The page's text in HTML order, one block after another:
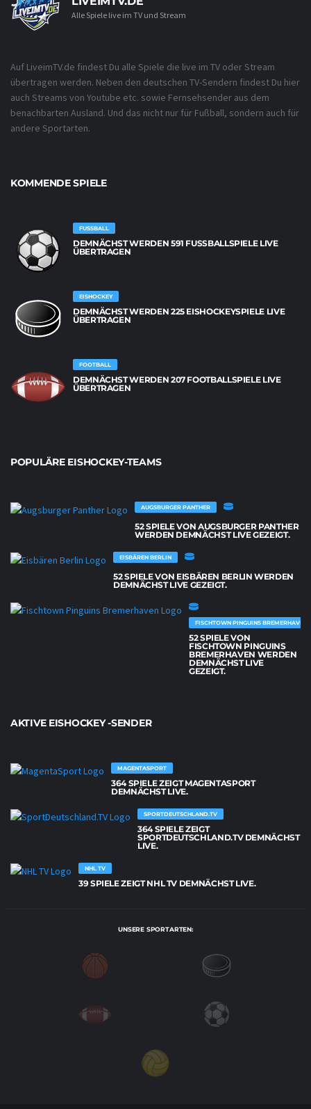
Alle Spiele live im TV und Stream
Auf LiveimTV.de findest Du alle Spiele die live im TV oder Stream
übertragen werden. Neben den deutschen TV-Sendern findest Du hier
auch Streams von Youtube etc. sowie Fernsehsender aus dem
benachbarten Ausland. Und das nicht nur für Fußball, sondern auch für
andere Sportarten.
KOMMENDE SPIELE
FUSSBALL
DEMNÄCHST WERDEN 591 FUSSBALLSPIELE LIVE Ü
BERTRAGEN
EISHOCKEY
DEMNÄCHST WERDEN 225 EISHOCKEYSPIELE LIVE
ÜBERTRAGEN
FOOTBALL
DEMNÄCHST WERDEN 207 FOOTBALLSPIELE LIVE
ÜBERTRAGEN
POPULÄRE EISHOCKEY-TEAMS
AUGSBURGER PANTHER
52 SPIELE VON AUGSBURGER PANTHER
WERDEN DEMNÄCHST LIVE GEZEIGT.
EISBÄREN BERLIN
52 SPIELE VON EISBÄREN BERLIN WERDEN
DEMNÄCHST LIVE GEZEIGT.
FISCHTOWN PINGUINS BREMERHAVEN
52 SPIELE VON
FISCHTOWN PINGUINS
BREMERHAVEN WERDEN
DEMNÄCHST LIVE
GEZEIGT.
AKTIVE EISHOCKEY -SENDER
MAGENTASPORT
364 SPIELE ZEIGT MAGENTASPORT
DEMNÄCHST LIVE.
SPORTDEUTSCHLAND.TV
364 SPIELE ZEIGT
SPORTDEUTSCHLAND.TV DEMNÄCHST
LIVE.
NHL TV
39 SPIELE ZEIGT NHL TV DEMNÄCHST LIVE.
UNSERE SPORTARTEN: